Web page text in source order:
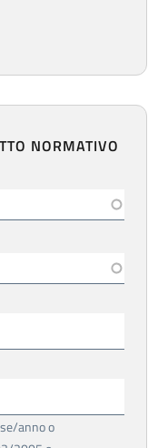
NORMATIVO
anno o